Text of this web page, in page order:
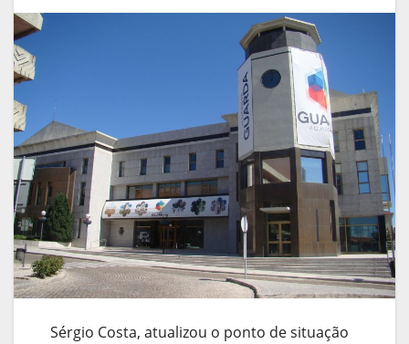
Sérgio Costa, atualizou o ponto de situação